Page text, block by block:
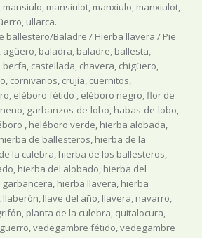
mansiulot, manxiulo, manxiulot,
ullarca.
ballestero/Baladre / Hierba llavera / Pie
baladra, baladre, ballesta,
castellada, chavera, chigüero,
cornivarios, crujía, cuernitos,
eléboro fétido , eléboro negro, flor de
garbanzos-de-lobo, habas-de-lobo,
, heléboro verde, hierba alobada,
de ballesteros, hierba de la
la culebra, hierba de los ballesteros,
hierba del alobado, hierba del
hierba llavera, hierba
llave del año, llavera, navarro,
planta de la culebra, quitalocura,
vedegambre fétido, vedegambre